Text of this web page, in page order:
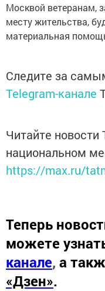
Москвой ветеранам,
месту жительства,
материальная
Следите за
Telegram-канале
Читайте новости
национальном
https://max.ru/
Теперь
можете
канале, а
«Дзен».